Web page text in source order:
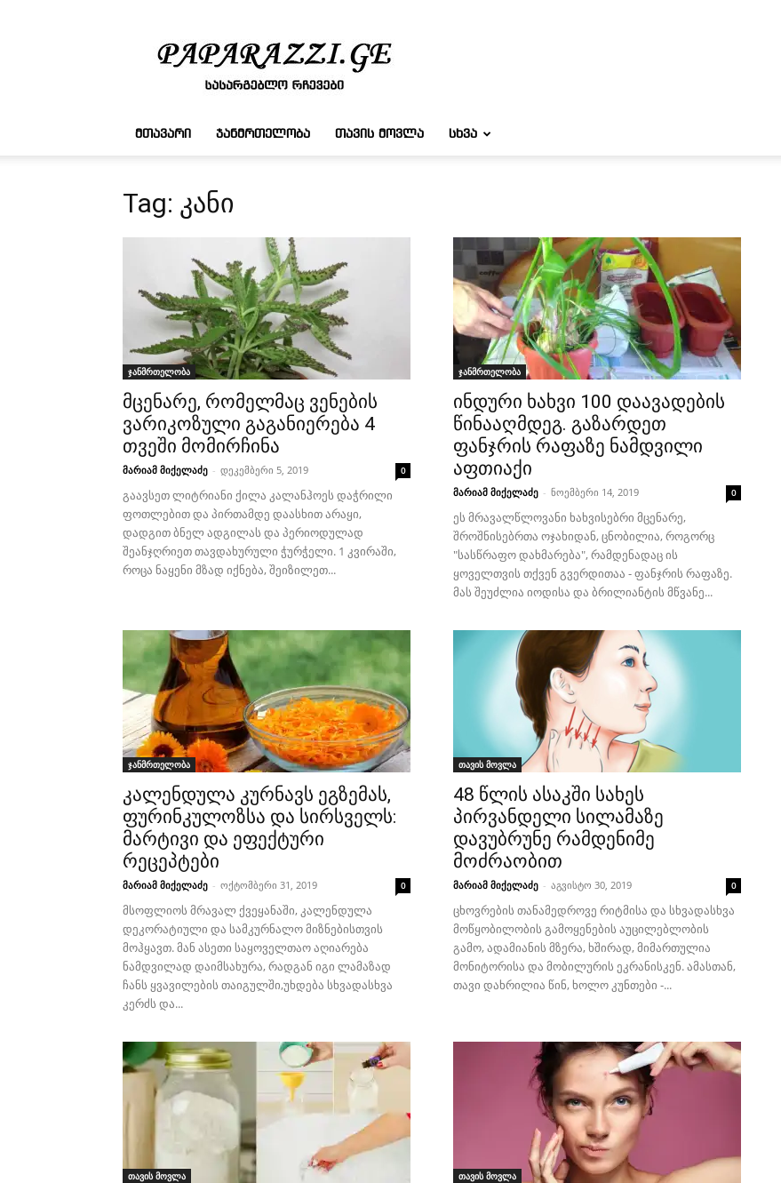
რჩევები
ᲛᲗᲐᲕᲐᲠᲘ ᲯᲐᲜᲛᲠᲗᲔᲚᲝᲑᲐ ᲗᲐᲕᲘᲡ ᲛᲝᲕᲚᲐ ᲡᲮᲕᲐ
Tag: კანი
ჯანმრთელობა
მცენარე, რომელმაც ვენების
ვარიკოზული გაგანიერება 4
თვეში მომირჩინა
მარიამ მიქელაძე - დეკემბერი 5, 2019 0
გაავსეთ ლიტრიანი ქილა კალანჰოეს დაჭრილი
ფოთლებით და პირთამდე დაასხით არაყი,
დადგით ბნელ ადგილას და პერიოდულად
შეანჯღრიეთ თავდახურული ჭურჭელი. 1 კვირაში,
როცა ნაყენი მზად იქნება, შეიზილეთ...
ჯანმრთელობა
ინდური ხახვი 100 დაავადების
წინააღმდეგ. გაზარდეთ
ფანჯრის რაფაზე ნამდვილი
აფთიაქი
მარიამ მიქელაძე - ნოემბერი 14, 2019 0
ეს მრავალწლოვანი ხახვისებრი მცენარე,
შროშნისებრთა ოჯახიდან, ცნობილია, როგორც
"სასწრაფო დახმარება", რამდენადაც ის
ყოველთვის თქვენ გვერდითაა - ფანჯრის რაფაზე.
მას შეუძლია იოდისა და ბრილიანტის მწვანე...
ჯანმრთელობა
კალენდულა კურნავს ეგზემას,
ფურინკულოზსა და სირსველს:
მარტივი და ეფექტური
რეცეპტები
მარიამ მიქელაძე - ოქტომბერი 31, 2019 0
მსოფლიოს მრავალ ქვეყანაში, კალენდულა
დეკორატიული და სამკურნალო მიზნებისთვის
მოჰყავთ. მან ასეთი საყოველთაო აღიარება
ნამდვილად დაიმსახურა, რადგან იგი ლამაზად
ჩანს ყვავილების თაიგულში,უხდება სხვადასხვა
კერძს და...
თავის მოვლა
48 წლის ასაკში სახეს
პირვანდელი სილამაზე
დავუბრუნე რამდენიმე
მოძრაობით
მარიამ მიქელაძე - აგვისტო 30, 2019 0
ცხოვრების თანამედროვე რიტმისა და სხვადასხვა
მოწყობილობის გამოყენების აუცილებლობის
გამო, ადამიანის მზერა, ხშირად, მიმართულია
მონიტორისა და მობილურის ეკრანისკენ. ამასთან,
თავი დახრილია წინ, ხოლო კუნთები -...
თავის მოვლა თავის მოვლა